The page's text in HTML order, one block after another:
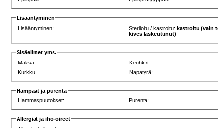
Lisääntyminen
Lisääntyminen:
Steriloitu / kastroitu:kastroitu (vain
kives laskeutunut)
Sisäelimet yms.
Maksa:
Keuhkot:
Kurkku:
Napatyrä:
Hampaat ja purenta
Hammaspuutokset:
Purenta:
Allergiat ja iho-oireet